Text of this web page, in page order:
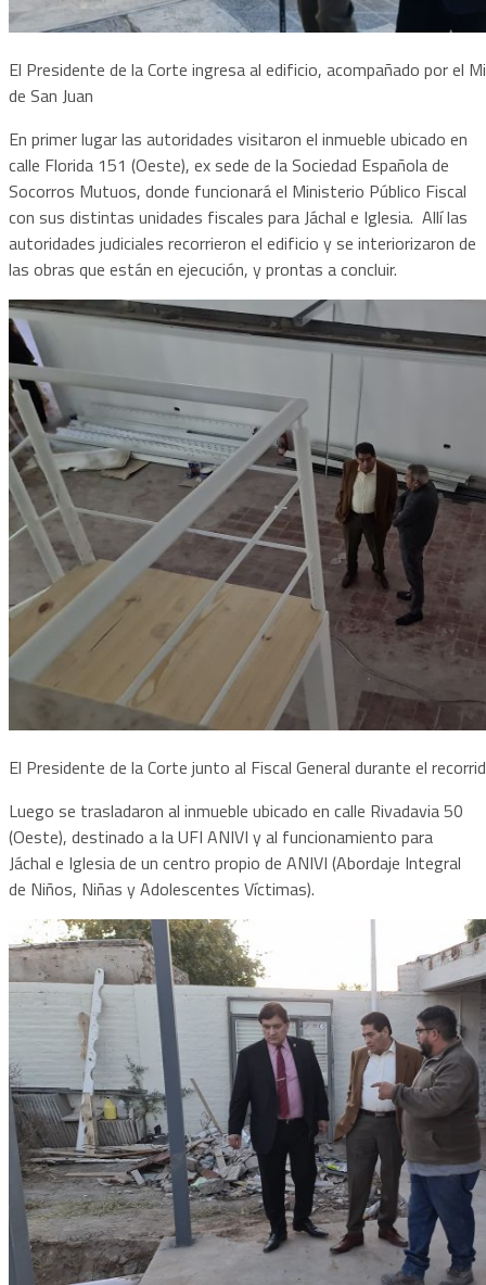
El Presidente de la Corte ingresa al edificio, acompañado por el
de San Juan
En primer lugar las autoridades visitaron el inmueble ubicado en
calle Florida 151 (Oeste), ex sede de la Sociedad Española de
Socorros Mutuos, donde funcionará el Ministerio Público Fiscal
con sus distintas unidades fiscales para Jáchal e Iglesia. Allí las
autoridades judiciales recorrieron el edificio y se interiorizaron de
las obras que están en ejecución, y prontas a concluir.
El Presidente de la Corte junto al Fiscal General durante el
Luego se trasladaron al inmueble ubicado en calle Rivadavia 50
(Oeste), destinado a la UFI ANIVI y al funcionamiento para
Jáchal e Iglesia de un centro propio de ANIVI (Abordaje Integral
de Niños, Niñas y Adolescentes Víctimas).